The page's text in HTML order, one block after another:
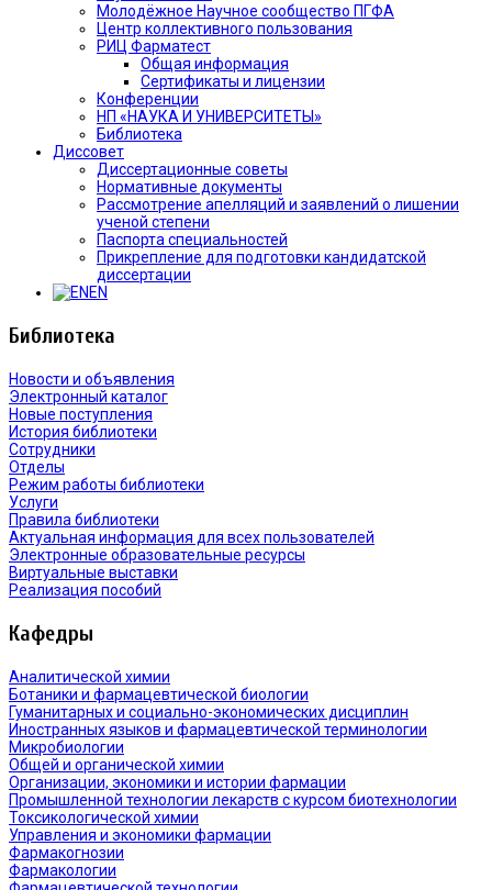
Молодёжное Научное сообщество ПГФА
Центр коллективного пользования
РИЦ Фарматест
Общая информация
Сертификаты и лицензии
Конференции
НП «НАУКА И УНИВЕРСИТЕТЫ»
Библиотека
Диссовет
Диссертационные советы
Нормативные документы
Рассмотрение апелляций и заявлений о лишении
ученой степени
Паспорта специальностей
Прикрепление для подготовки кандидатской
диссертации
EN
Библиотека
Новости и объявления
Электронный каталог
Новые поступления
История библиотеки
Сотрудники
Отделы
Режим работы библиотеки
Услуги
Правила библиотеки
Актуальная информация для всех пользователей
Электронные образовательные ресурсы
Виртуальные выставки
Реализация пособий
Кафедры
Аналитической химии
Ботаники и фармацевтической биологии
Гуманитарных и социально-экономических дисциплин
Иностранных языков и фармацевтической терминологии
Микробиологии
Общей и органической химии
Организации, экономики и истории фармации
Промышленной технологии лекарств с курсом биотехнологии
Токсикологической химии
Управления и экономики фармации
Фармакогнозии
Фармакологии